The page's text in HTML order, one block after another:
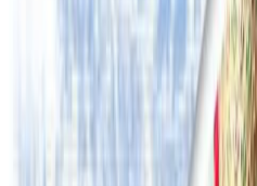
प्रतिक्रिया दिनुहोस